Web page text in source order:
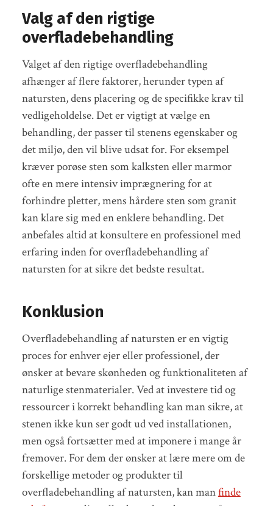
Valg af den rigtige
overfladebehandling
Valget af den rigtige overfladebehandling
afhænger af flere faktorer, herunder typen af
natursten, dens placering og de specifikke krav til
vedligeholdelse. Det er vigtigt at vælge en
behandling, der passer til stenens egenskaber og
det miljø, den vil blive udsat for. For eksempel
kræver porøse sten som kalksten eller marmor
ofte en mere intensiv imprægnering for at
forhindre pletter, mens hårdere sten som granit
kan klare sig med en enklere behandling. Det
anbefales altid at konsultere en professionel med
erfaring inden for overfladebehandling af
natursten for at sikre det bedste resultat.
Konklusion
Overfladebehandling af natursten er en vigtig
proces for enhver ejer eller professionel, der
ønsker at bevare skønheden og funktionaliteten af
naturlige stenmaterialer. Ved at investere tid og
ressourcer i korrekt behandling kan man sikre, at
stenen ikke kun ser godt ud ved installationen,
men også fortsætter med at imponere i mange år
fremover. For dem der ønsker at lære mere om de
forskellige metoder og produkter til
overfladebehandling af natursten, kan manfinde